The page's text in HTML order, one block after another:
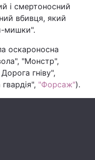
і смертоносний
вбивця, який
мишки".
оскароносна
"Монстр",
гніву",
"Форсаж").